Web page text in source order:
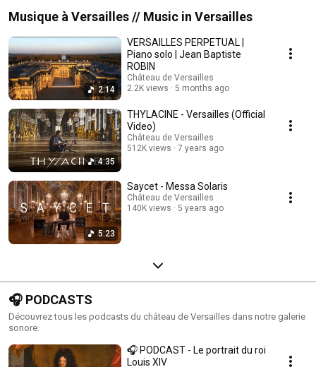
Musique à Versailles // Music in Versailles
2:14
VERSAILLES PERPETUAL |
Piano solo | Jean Baptiste
ROBIN
Château de Versailles
2.2K views
5 months ago
4:35
THYLACINE - Versailles (Official
Video)
Château de Versailles
512K views
7 years ago
5:23
Saycet - Messa Solaris
Château de Versailles
140K views
5 years ago
🎧 PODCASTS
Découvrez tous les podcasts du château de Versailles dans notre galerie
sonore.
🎧 PODCAST - Le portrait du roi
Louis XIV